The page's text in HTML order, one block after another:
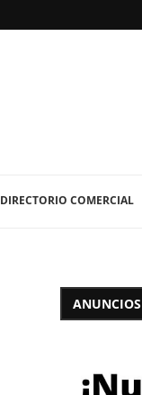
DIRECTORIO COMERCIAL
ANUNCIOS